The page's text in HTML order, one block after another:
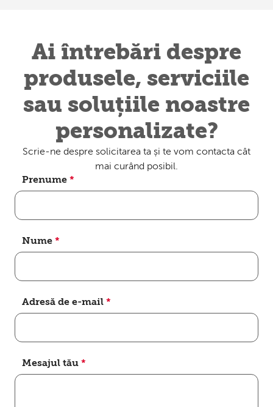
Ai întrebări despre
produsele, serviciile
sau soluțiile noastre
personalizate?
Scrie-ne despre solicitarea ta și te vom contacta cât
mai curând posibil.
Prenume *
Nume *
Adresă de e-mail *
Mesajul tău *